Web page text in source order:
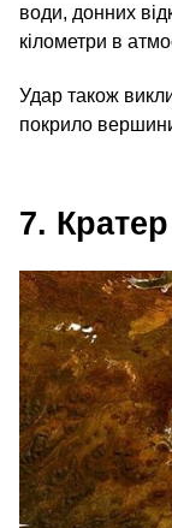
води, донних
кілометри в
Удар також
покрило
7.